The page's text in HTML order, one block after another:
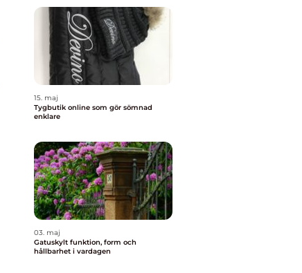
15. maj
Tygbutik online som gör sömnad
enklare
03. maj
Gatuskylt funktion, form och
hållbarhet i vardagen